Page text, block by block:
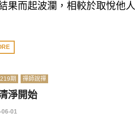
果而起波瀾，相較於取悅他
期 禪師說禪
淨開始
06-01